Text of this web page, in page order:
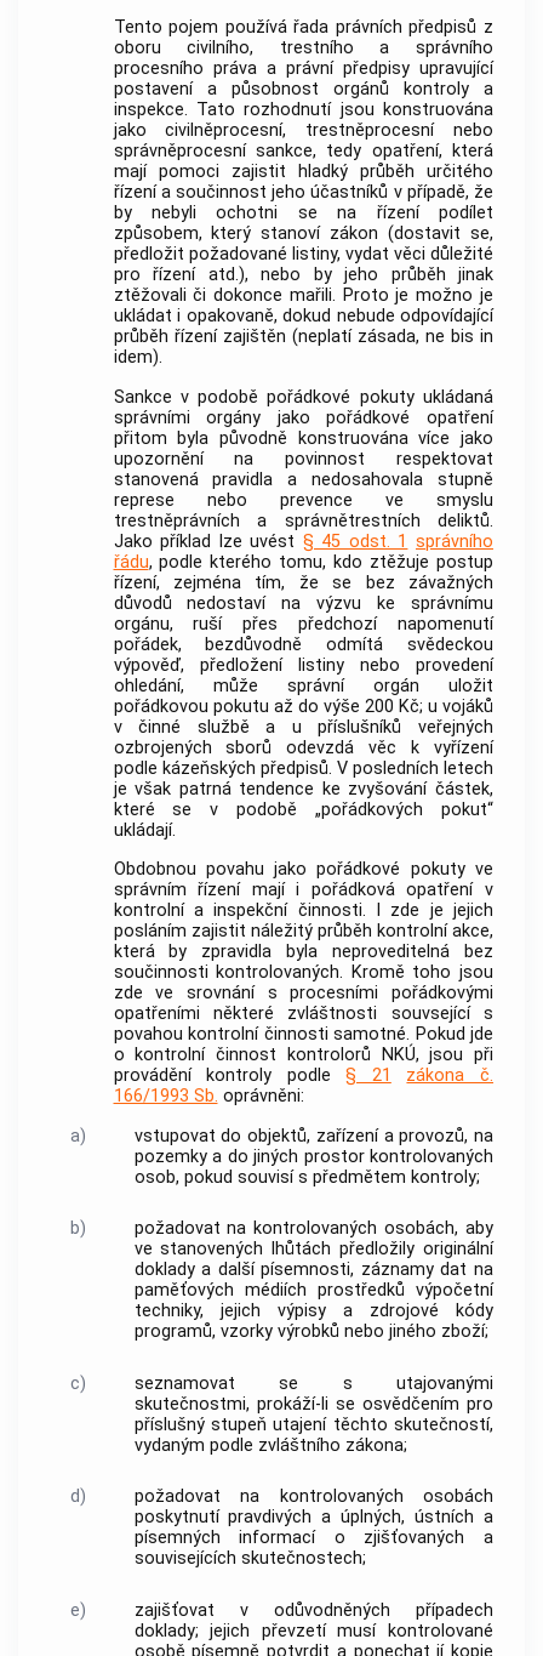
Tento pojem používá řada právních předpisů z
oboru civilního, trestního a správního
procesního práva a právní předpisy upravující
postavení a působnost orgánů kontroly a
inspekce. Tato rozhodnutí jsou konstruována
jako civilněprocesní, trestněprocesní nebo
správněprocesní sankce, tedy opatření, která
mají pomoci zajistit hladký průběh určitého
řízení a součinnost jeho účastníků v případě, že
by nebyli ochotni se na řízení podílet
způsobem, který stanoví zákon (dostavit se,
předložit požadované listiny, vydat věci důležité
pro řízení atd.), nebo by jeho průběh jinak
ztěžovali či dokonce mařili. Proto je možno je
ukládat i opakovaně, dokud nebude odpovídající
průběh řízení zajištěn (neplatí zásada, ne bis in
idem).
Sankce v podobě pořádkové pokuty ukládaná
správními orgány jako pořádkové opatření
přitom byla původně konstruována více jako
upozornění na povinnost respektovat
stanovená pravidla a nedosahovala stupně
represe nebo prevence ve smyslu
trestněprávních a správnětrestních deliktů.
Jako příklad lze uvést § 45 odst. 1 správního
řádu, podle kterého tomu, kdo ztěžuje postup
řízení, zejména tím, že se bez závažných
důvodů nedostaví na výzvu ke správnímu
orgánu, ruší přes předchozí napomenutí
pořádek, bezdůvodně odmítá svědeckou
výpověď, předložení listiny nebo provedení
ohledání, může správní orgán uložit
pořádkovou pokutu až do výše 200 Kč; u vojáků
v činné službě a u příslušníků veřejných
ozbrojených sborů odevzdá věc k vyřízení
podle kázeňských předpisů. V posledních letech
je však patrná tendence ke zvyšování částek,
které se v podobě „pořádkových pokut“
ukládají.
Obdobnou povahu jako pořádkové pokuty ve
správním řízení mají i pořádková opatření v
kontrolní a inspekční činnosti. I zde je jejich
posláním zajistit náležitý průběh kontrolní akce,
která by zpravidla byla neproveditelná bez
součinnosti kontrolovaných. Kromě toho jsou
zde ve srovnání s procesními pořádkovými
opatřeními některé zvláštnosti souvsející s
povahou kontrolní činnosti samotné. Pokud jde
o kontrolní činnost kontrolorů NKÚ, jsou při
provádění kontroly podle§ 21
zákona č.
166/1993 Sb. oprávněni:
a)
vstupovat do objektů, zařízení a provozů, na
pozemky a do jiných prostor kontrolovaných
osob, pokud souvisí s předmětem kontroly;
b)
požadovat na kontrolovaných osobách, aby
ve stanovených lhůtách předložily originální
doklady a další písemnosti, záznamy dat na
paměťových médiích prostředků výpočetní
techniky, jejich výpisy a zdrojové kódy
programů, vzorky výrobků nebo jiného zboží;
c)
seznamovat se s utajovanými
skutečnostmi, prokáží-li se osvědčením pro
příslušný stupeň utajení těchto skutečností,
vydaným podle zvláštního zákona;
d)
požadovat na kontrolovaných osobách
poskytnutí pravdivých a úplných, ústních a
písemných informací o zjišťovaných a
souvisejících skutečnostech;
e)
zajišťovat v odůvodněných případech
doklady; jejich převzetí musí kontrolované
osobě písemně potvrdit a ponechat jí kopie